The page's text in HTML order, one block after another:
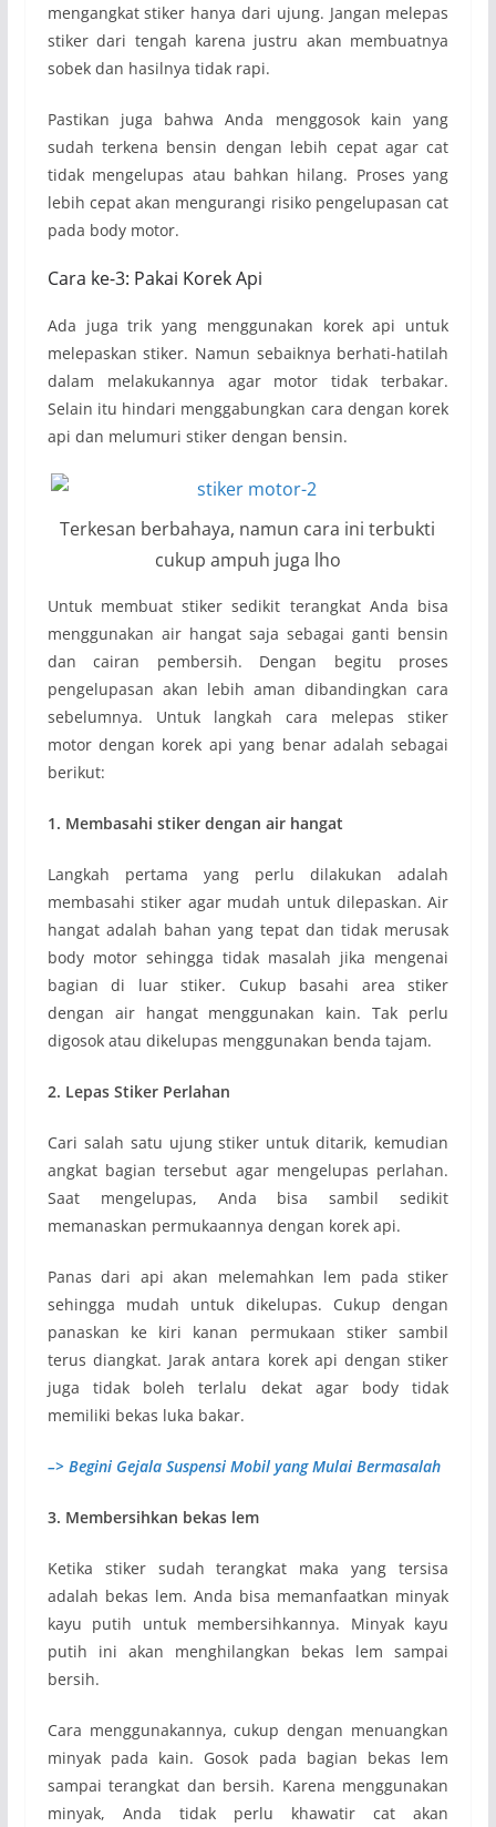
mengangkat stiker hanya dari ujung. Jangan melepas
stiker dari tengah karena justru akan membuatnya
sobek dan hasilnya tidak rapi.
Pastikan juga bahwa Anda menggosok kain yang
sudah terkena bensin dengan lebih cepat agar cat
tidak mengelupas atau bahkan hilang. Proses yang
lebih cepat akan mengurangi risiko pengelupasan cat
pada body motor.
Cara ke-3: Pakai Korek Api
Ada juga trik yang menggunakan korek api untuk
melepaskan stiker. Namun sebaiknya berhati-hatilah
dalam melakukannya agar motor tidak terbakar.
Selain itu hindari menggabungkan cara dengan korek
api dan melumuri stiker dengan bensin.
Terkesan berbahaya, namun cara ini terbukti
cukup ampuh juga lho
Untuk membuat stiker sedikit terangkat Anda bisa
menggunakan air hangat saja sebagai ganti bensin
dan cairan pembersih. Dengan begitu proses
pengelupasan akan lebih aman dibandingkan cara
sebelumnya. Untuk langkah cara melepas stiker
motor dengan korek api yang benar adalah sebagai
berikut:
1. Membasahi stiker dengan air hangat
Langkah pertama yang perlu dilakukan adalah
membasahi stiker agar mudah untuk dilepaskan. Air
hangat adalah bahan yang tepat dan tidak merusak
body motor sehingga tidak masalah jika mengenai
bagian di luar stiker. Cukup basahi area stiker
dengan air hangat menggunakan kain. Tak perlu
digosok atau dikelupas menggunakan benda tajam.
2. Lepas Stiker Perlahan
Cari salah satu ujung stiker untuk ditarik, kemudian
angkat bagian tersebut agar mengelupas perlahan.
Saat mengelupas, Anda bisa sambil sedikit
memanaskan permukaannya dengan korek api.
Panas dari api akan melemahkan lem pada stiker
sehingga mudah untuk dikelupas. Cukup dengan
panaskan ke kiri kanan permukaan stiker sambil
terus diangkat. Jarak antara korek api dengan stiker
juga tidak boleh terlalu dekat agar body tidak
memiliki bekas luka bakar.
–> Begini Gejala Suspensi Mobil yang Mulai Bermasalah
3. Membersihkan bekas lem
Ketika stiker sudah terangkat maka yang tersisa
adalah bekas lem. Anda bisa memanfaatkan minyak
kayu putih untuk membersihkannya. Minyak kayu
putih ini akan menghilangkan bekas lem sampai
bersih.
Cara menggunakannya, cukup dengan menuangkan
minyak pada kain. Gosok pada bagian bekas lem
sampai terangkat dan bersih. Karena menggunakan
minyak, Anda tidak perlu khawatir cat akan